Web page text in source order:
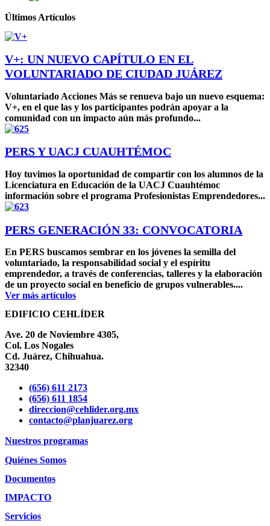
Últimos Artículos
V+: UN NUEVO CAPÍTULO EN EL
VOLUNTARIADO DE CIUDAD JUÁREZ
Voluntariado Acciones Más se renueva bajo un nuevo esquema:
V+, en el que las y los participantes podrán apoyar a la
comunidad con un impacto aún más profundo...
PERS Y UACJ CUAUHTÉMOC
Hoy tuvimos la oportunidad de compartir con los alumnos de la
Licenciatura en Educación de la UACJ Cuauhtémoc
información sobre el programa Profesionistas Emprendedores...
PERS GENERACIÓN 33: CONVOCATORIA
En PERS buscamos sembrar en los jóvenes la semilla del
voluntariado, la responsabilidad social y el espíritu
emprendedor, a través de conferencias, talleres y la elaboración
de un proyecto social en beneficio de grupos vulnerables....
Ver más artículos
EDIFICIO CEHLÍDER
Ave. 20 de Noviembre 4305,
Col. Los Nogales
Cd. Juárez, Chihuahua.
32340
(656) 611 2173
(656) 611 1854
direccion@cehlider.org.mx
contacto@planjuarez.org
Nuestros programas
Quiénes Somos
Documentos
IMPACTO
Servicios